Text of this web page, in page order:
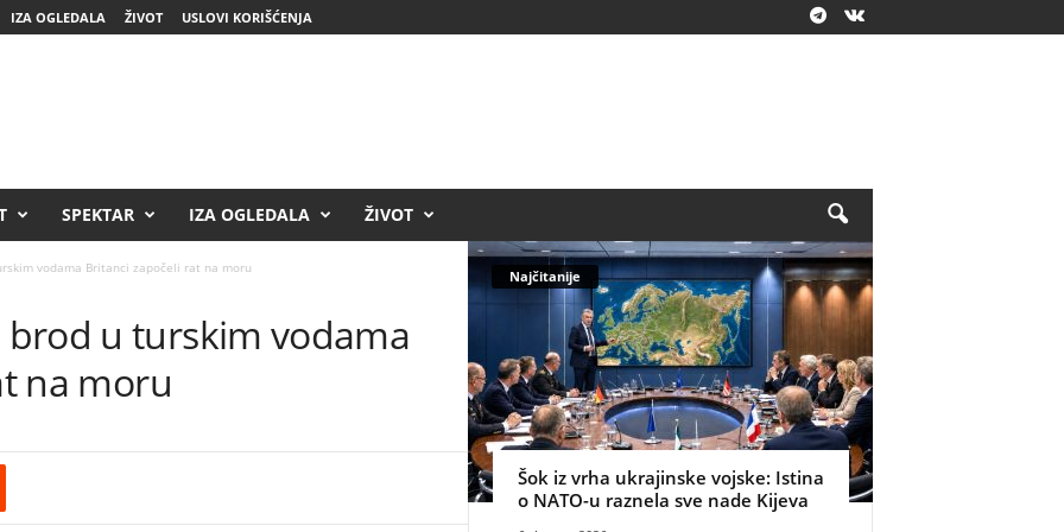
IZA OGLEDALA ŽIVOT USLOVI KORIŠĆENJA
SPEKTAR IZA OGLEDALA ŽIVOT
vodama Britanci započeli rat na moru
u turskim vodama
na moru
Najčitanije
Šok iz vrha ukrajinske vojske: Istina
o NATO-u raznela sve nade Kijeva